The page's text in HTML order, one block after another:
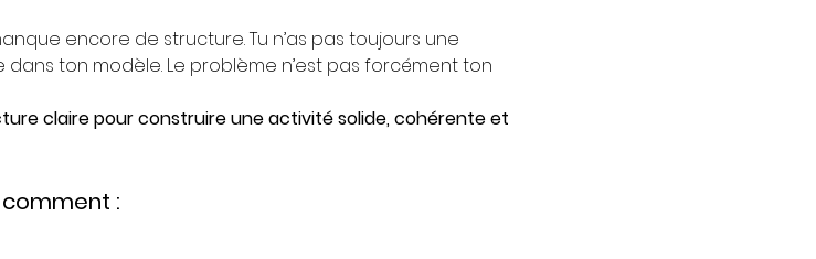
encore de structure. Tu n’as pas toujours une
ton modèle. Le problème n’est pas forcément ton
claire pour construire une activité solide, cohérente et
: